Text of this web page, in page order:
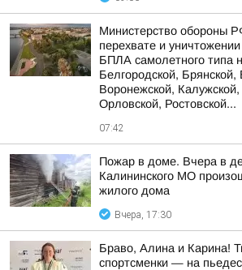
Министерство обороны
перехвате и уничтожении
БПЛА самолетного типа
Белгородской,
Воронежской,
Орловской, Ростовской...
07:42
Пожар в доме. Вчера в
Калининского МО
жилого дома
Вчера, 17:30
Браво, Алина и Карина!
спортсменки — на